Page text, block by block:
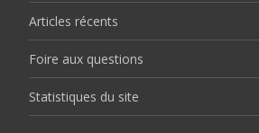
Articles récents
Foire aux questions
Statistiques du site